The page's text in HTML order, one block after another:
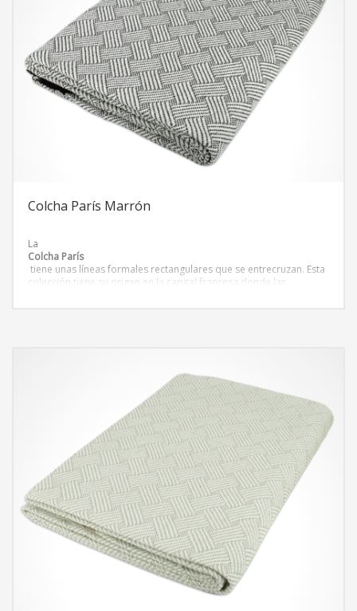
Colcha París Marrón
La
Colcha París
tiene unas líneas formales rectangulares que se entrecruzan. Esta
colección tiene su origen en la capital francesa donde las